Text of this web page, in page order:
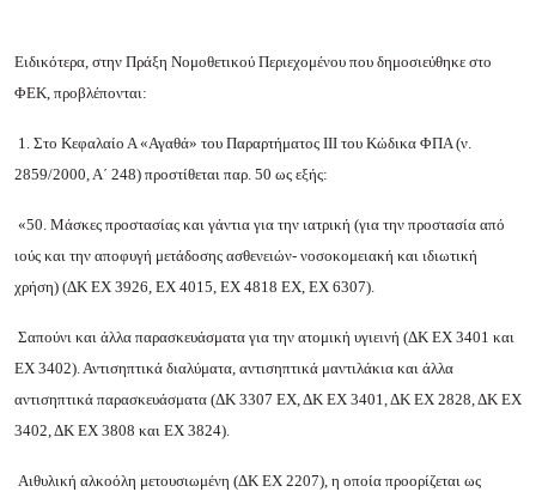
Ειδικότερα, στην Πράξη Νομοθετικού Περιεχομένου που δημοσιεύθηκε στο
ΦΕΚ, προβλέπονται:
1. Στο Κεφαλαίο Α «Αγαθά» του Παραρτήματος ΙΙΙ του Κώδικα ΦΠΑ (ν.
2859/2000, Α΄ 248) προστίθεται παρ. 50 ως εξής:
«50. Μάσκες προστασίας και γάντια για την ιατρική (για την προστασία από
ιούς και την αποφυγή μετάδοσης ασθενειών- νοσοκομειακή και ιδιωτική
χρήση) (ΔΚ ΕΧ 3926, ΕΧ 4015, ΕΧ 4818 ΕΧ, ΕΧ 6307).
Σαπούνι και άλλα παρασκευάσματα για την ατομική υγιεινή (ΔΚ ΕΧ 3401 και
ΕΧ 3402). Αντισηπτικά διαλύματα, αντισηπτικά μαντιλάκια και άλλα
αντισηπτικά παρασκευάσματα (ΔΚ 3307 ΕΧ, ΔΚ ΕΧ 3401, ΔΚ ΕΧ 2828, ΔΚ ΕΧ
3402, ΔΚ ΕΧ 3808 και ΕΧ 3824).
Αιθυλική αλκοόλη μετουσιωμένη (ΔΚ ΕΧ 2207), η οποία προορίζεται ως